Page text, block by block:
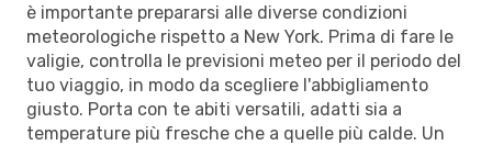
è importante prepararsi alle diverse condizioni
meteorologiche rispetto a New York. Prima di fare le
valigie, controlla le previsioni meteo per il periodo del
tuo viaggio, in modo da scegliere l'abbigliamento
giusto. Porta con te abiti versatili, adatti sia a
temperature più fresche che a quelle più calde. Un